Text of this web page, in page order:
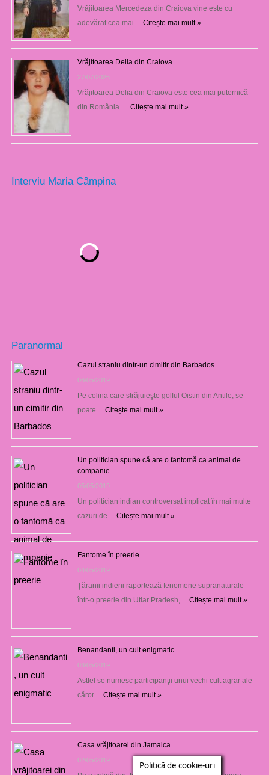
Vrăjitoarea Mercedeza din Craiova vine este cu
adevărat cea mai … Citește mai mult »
Vrăjitoarea Delia din Craiova
27/07/2026
Vrăjitoarea Delia din Craiova este cea mai puternică
din România. … Citește mai mult »
Interviu Maria Câmpina
Paranormal
Cazul straniu dintr-un cimitir din Barbados
06/05/2019
Pe colina care străjuieşte golful Oistin din Antile, se
poate … Citește mai mult »
Un politician spune că are o fantomă ca animal de
companie
05/05/2019
Un politician indian controversat implicat în mai multe
cazuri de … Citește mai mult »
Fantome în preerie
04/05/2019
Ţăranii indieni raportează fenomene supranaturale
într-o preerie din Utlar Pradesh, … Citește mai mult »
Benandanti, un cult enigmatic
03/05/2019
Astfel se numesc participanţii unui vechi cult agrar ale
căror … Citește mai mult »
Casa vrăjitoarei din Jamaica
02/05/2019
Politică de cookie-uri